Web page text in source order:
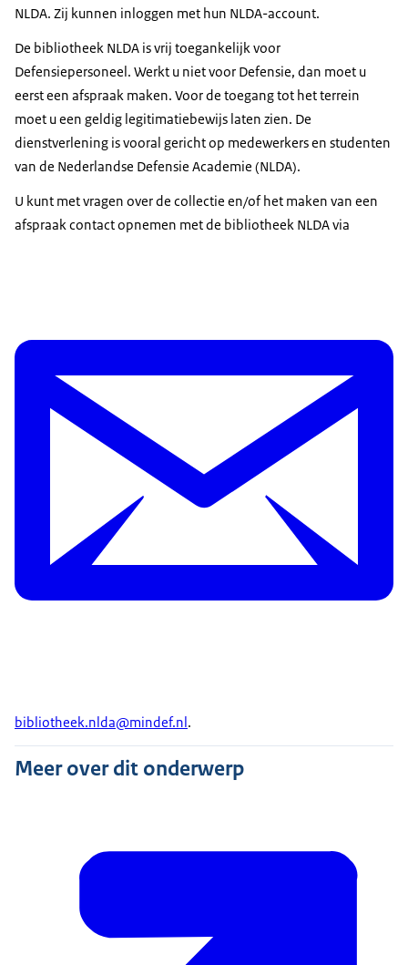
NLDA. Zij kunnen inloggen met hun NLDA-account.
De bibliotheek NLDA is vrij toegankelijk voor
Defensiepersoneel. Werkt u niet voor Defensie, dan moet u
eerst een afspraak maken. Voor de toegang tot het terrein
moet u een geldig legitimatiebewijs laten zien. De
dienstverlening is vooral gericht op medewerkers en studenten
van de Nederlandse Defensie Academie (NLDA).
U kunt met vragen over de collectie en/of het maken van een
afspraak contact opnemen met de bibliotheek NLDA via
bibliotheek.nlda@mindef.nl .
Meer over dit onderwerp